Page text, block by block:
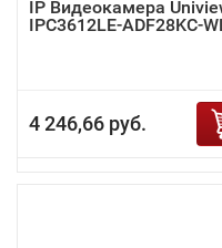
IP Видеокамера
IPC3612LE-ADF28KC-
4 246,66 руб.